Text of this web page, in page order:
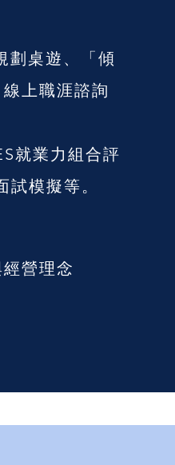
劃桌遊、「傾
上職涯諮詢
就業力組合評
模擬等。
營理念